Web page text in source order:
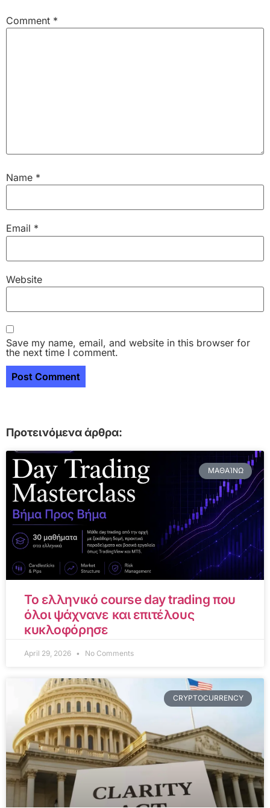
Comment *
Name *
Email *
Website
Save my name, email, and website in this browser for
the next time I comment.
Προτεινόμενα άρθρα:
ΜΑΘΑΊΝΩ
Το ελληνικό course day trading που
όλοι ψάχνανε και επιτέλους
κυκλοφόρησε
April 29, 2026 No Comments
CRYPTOCURRENCY